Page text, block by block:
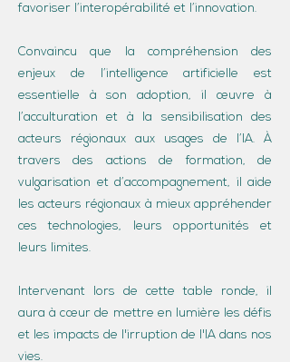
favoriser l’interopérabilité et l’innovation.
Convaincu que la compréhension des
enjeux de l’intelligence artificielle est
essentielle à son adoption, il œuvre à
l’acculturation et à la sensibilisation des
acteurs régionaux aux usages de l’IA. À
travers des actions de formation, de
vulgarisation et d’accompagnement, il aide
les acteurs régionaux à mieux appréhender
ces technologies, leurs opportunités et
leurs limites.
Intervenant lors de cette table ronde, il
aura à cœur de mettre en lumière les défis
et les impacts de l'irruption de l'IA dans nos
vies.